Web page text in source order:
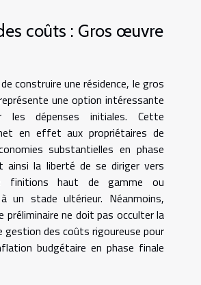
coûts : Gros œuvre
construire une résidence, le gros
une option intéressante
les dépenses initiales. Cette
en effet aux propriétaires de
substantielles en phase
ainsi la liberté de se diriger vers
finitions haut de gamme ou
un stade ultérieur. Néanmoins,
préliminaire ne doit pas occulter la
gestion des coûts rigoureuse pour
budgétaire en phase finale